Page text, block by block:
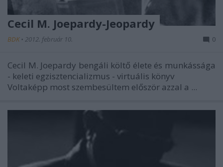
Cecil M. Joepardy-Jeopardy
BDK • 2012. február 10. 0
Cecil M. Joepardy bengáli költő élete és munkássága
- keleti egzisztencializmus - virtuális könyv
Voltaképp most szembesültem először azzal a ...